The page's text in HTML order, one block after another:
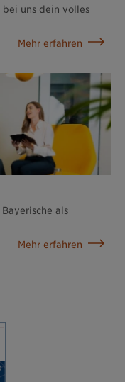
uns dein volles
Mehr erfahren
als
Mehr erfahren